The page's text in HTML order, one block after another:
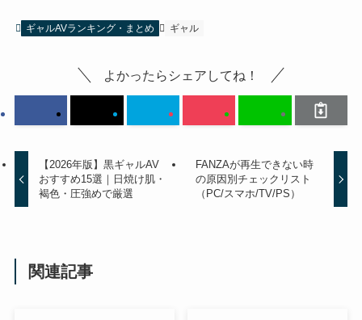
ギャルAVランキング・まとめ ギャル
よかったらシェアしてね！
【2026年版】黒ギャルAV
おすすめ15選｜日焼け肌・
褐色・圧強めで厳選
FANZAが再生できない時
の原因別チェックリスト
（PC/スマホ/TV/PS）
関連記事